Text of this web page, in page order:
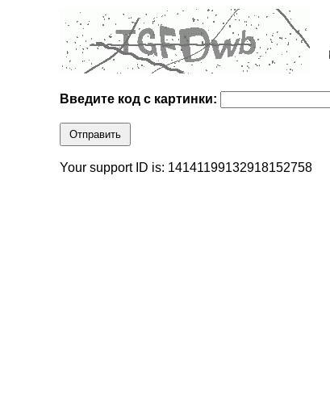
Введите код с картинки:
Отправить
Your support ID is: 14141199132918152758